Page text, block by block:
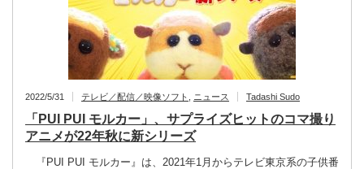
2022/5/31 テレビ／配信／映像ソフト ニュース Tadashi Sudo
「PUI PUI モルカー」、サプライズヒットのコマ撮り
アニメが22年秋に新シリーズ
『PUI PUI モルカー』は、2021年1月からテレビ東京系の子供番